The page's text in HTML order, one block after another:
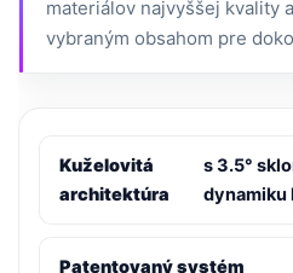
materiálov najvyššej kvality
vybraným obsahom pre
Kuželovitá
architektúra
s 3.5°
dynamiku
Patentovaný systém